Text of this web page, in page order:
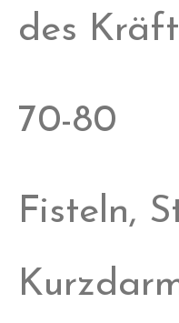
des
70-80
Fisteln,